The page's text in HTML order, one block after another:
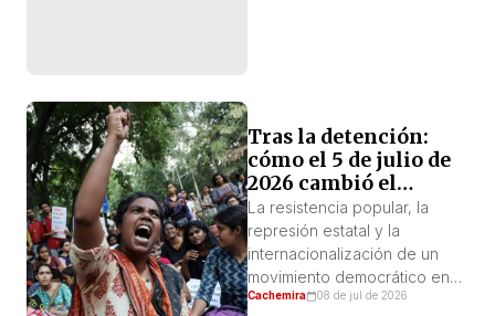
Tras la detención:
cómo el 5 de julio de
2026 cambió el
equilibrio político en
Cachemira
La resistencia popular, la
represión estatal y la
internacionalización de un
movimiento democrático en
Jammu y Cachemira, bajo
Cachemira 08 de jul de 2026